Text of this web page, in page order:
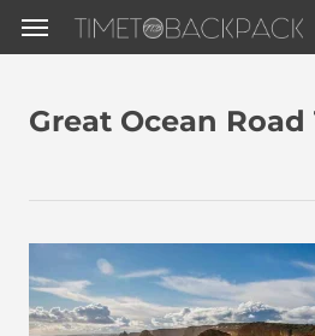
Skip
to
content
Menu
Great Ocean